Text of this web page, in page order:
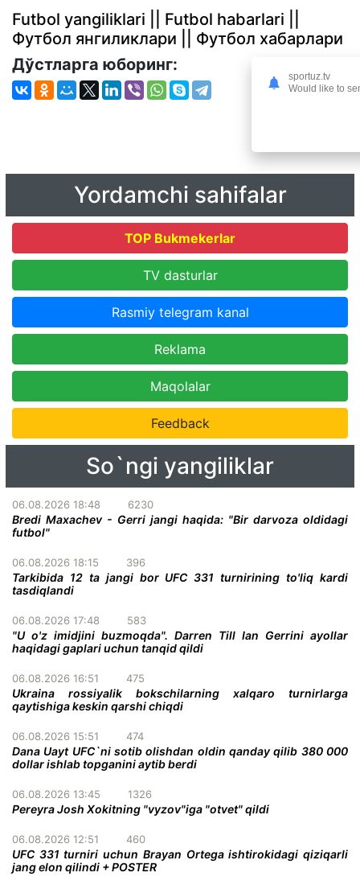
Futbol yangiliklari || Futbol habarlari ||
Футбол янгиликлари || Футбол хабарлари
Дўстларга юборинг:
Yordamchi sahifalar
TOP Bukmekerlar
TV dasturlar
Rasmiy telegram kanal
Reklama
Maqolalar
Feedback
So`ngi yangiliklar
06.08.2026 18:48 6230
Bredi Maxachev - Gerri jangi haqida: "Bir darvoza oldidagi
futbol"
06.08.2026 18:15 396
Tarkibida 12 ta jangi bor UFC 331 turnirining to'liq kardi
tasdiqlandi
06.08.2026 17:48 583
"U o'z imidjini buzmoqda". Darren Till Ian Gerrini ayollar
haqidagi gaplari uchun tanqid qildi
06.08.2026 16:51 475
Ukraina rossiyalik bokschilarning xalqaro turnirlarga
qaytishiga keskin qarshi chiqdi
06.08.2026 15:51 474
Dana Uayt UFC`ni sotib olishdan oldin qanday qilib 380 000
dollar ishlab topganini aytib berdi
06.08.2026 13:45 1326
Pereyra Josh Xokitning "vyzov"iga "otvet" qildi
06.08.2026 12:51 460
UFC 331 turniri uchun Brayan Ortega ishtirokidagi qiziqarli
jang elon qilindi + POSTER
sportuz.tv
Would like to